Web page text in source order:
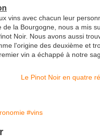
vins avec chacun leur
de la Bourgogne, nous a mis
Noir. Nous avons aussi
l'origine des deuxième et
vin a échappé à notre
#vins